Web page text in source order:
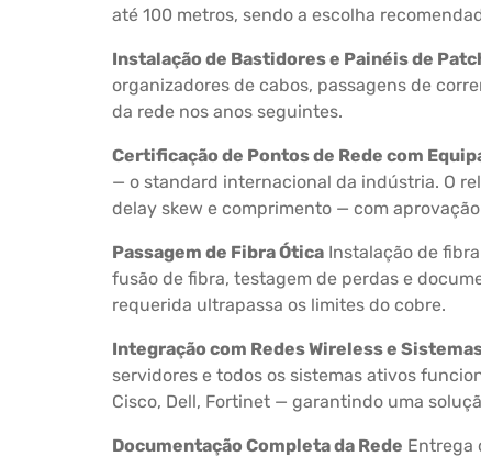
até 100 metros, sendo a escolha
Instalação de Bastidores e Painéis de
organizadores de cabos, passagens de
da rede nos anos seguintes.
Certificação de Pontos de Rede com
— o standard internacional da indústria. O
delay skew e comprimento — com
Passagem de Fibra Ótica Instalação de
fusão de fibra, testagem de perdas e
requerida ultrapassa os limites do cobre.
Integração com Redes Wireless e
servidores e todos os sistemas ativos
Cisco, Dell, Fortinet — garantindo uma
Documentação Completa da Rede Entrega